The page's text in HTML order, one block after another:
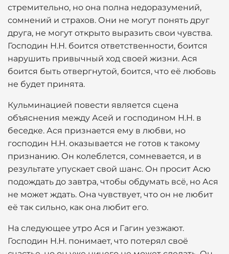
стремительно, но она полна недоразумений,
сомнений и страхов. Они не могут понять друг
друга, не могут открыто выразить свои чувства.
Господин Н.Н. боится ответственности, боится
нарушить привычный ход своей жизни. Ася
боится быть отвергнутой, боится, что её любовь
не будет принята.
Кульминацией повести является сцена
объяснения между Асей и господином Н.Н. в
беседке. Ася признается ему в любви, но
господин Н.Н. оказывается не готов к такому
признанию. Он колеблется, сомневается, и в
результате упускает свой шанс. Он просит Асю
подождать до завтра, чтобы обдумать всё, но Ася
не может ждать. Она чувствует, что он не любит
её так сильно, как она любит его.
На следующее утро Ася и Гагин уезжают.
Господин Н.Н. понимает, что потерял своё